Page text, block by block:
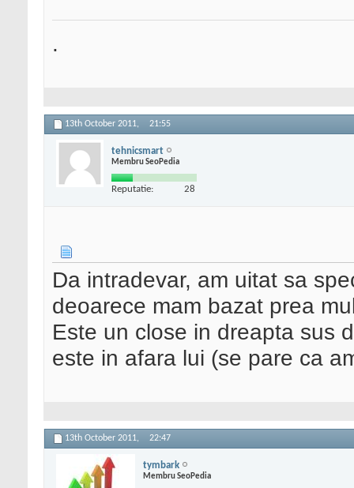
.
13th October 2011, 21:55
tehnicsmart
Membru SeoPedia
Reputatie: 28
Da intradevar, am uitat sa
deoarece mam bazat prea
Este un close in dreapta sus
este in afara lui (se pare ca
13th October 2011, 22:47
tymbark
Membru SeoPedia